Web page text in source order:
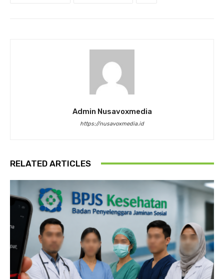
Admin Nusavoxmedia
https://nusavoxmedia.id
RELATED ARTICLES